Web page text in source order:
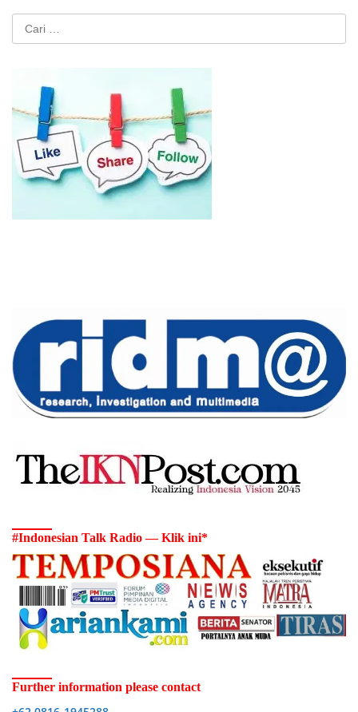
Cari
untuk:
#Indonesian Talk Radio — Klik ini*
Further information please contact